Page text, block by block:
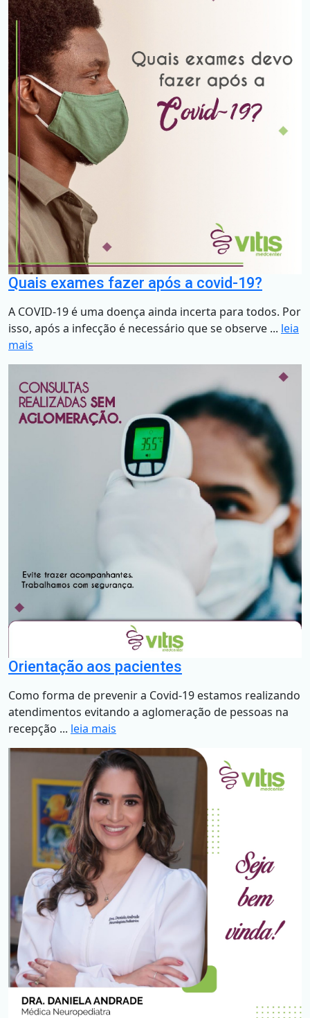
Quais exames fazer após a covid-19?
A COVID-19 é uma doença ainda incerta para todos. Por
isso, após a infecção é necessário que se observe ... leia
mais
Orientação aos pacientes
Como forma de prevenir a Covid-19 estamos realizando
atendimentos evitando a aglomeração de pessoas na
recepção ... leia mais